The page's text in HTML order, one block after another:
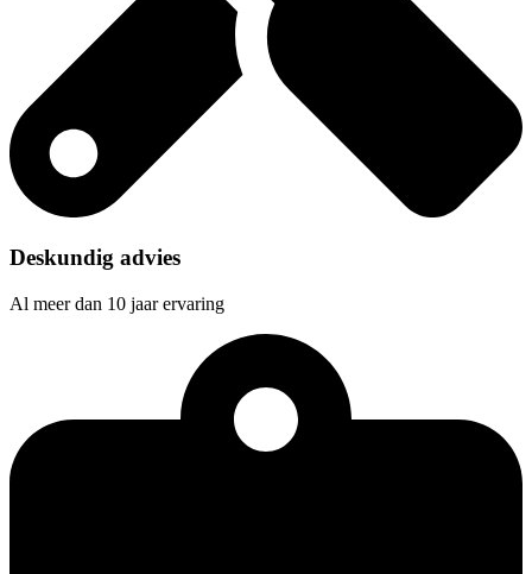
Deskundig advies
Al meer dan 10 jaar ervaring